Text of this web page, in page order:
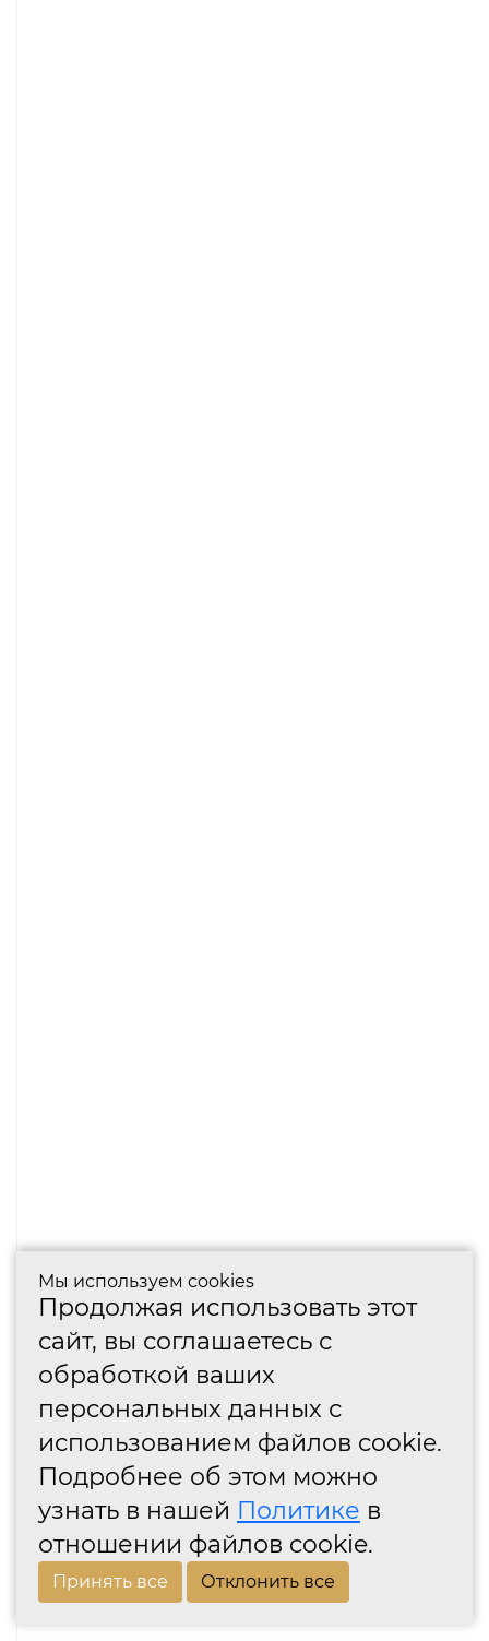
Мы используем cookies
Продолжая использовать этот
сайт, вы соглашаетесь с
обработкой ваших
персональных данных с
использованием файлов cookie.
Подробнее об этом можно
узнать в нашей Политике в
отношении файлов cookie.
Принять все Отклонить все